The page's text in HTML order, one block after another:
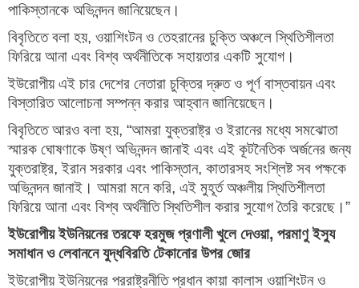
পাকিস্তানকে অভিনন্দন জানিয়েছেন।
বিবৃতিতে বলা হয়, ওয়াশিংটন ও তেহরানের চুক্তি অঞ্চলে স্থিতিশীলতা
ফিরিয়ে আনা এবং বিশ্ব অর্থনীতিকে সহায়তার একটি সুযোগ।
ইউরোপীয় এই চার দেশের নেতারা চুক্তির দ্রুত ও পূর্ণ বাস্তবায়ন এবং
বিস্তারিত আলোচনা সম্পন্ন করার আহ্বান জানিয়েছেন।
বিবৃতিতে আরও বলা হয়, “আমরা যুক্তরাষ্ট্র ও ইরানের মধ্যে সমঝোতা
স্মারক ঘোষণাকে উষ্ণ অভিনন্দন জানাই এবং এই কূটনৈতিক অর্জনের জন্য
যুক্তরাষ্ট্র, ইরান সরকার এবং পাকিস্তান, কাতারসহ সংশ্লিষ্ট সব পক্ষকে
অভিনন্দন জানাই। আমরা মনে করি, এই মুহূর্ত অঞ্চলীয় স্থিতিশীলতা
ফিরিয়ে আনা এবং বিশ্ব অর্থনীতি স্থিতিশীল করার সুযোগ তৈরি করেছে।”
ইউরোপীয় ইউনিয়নের তরফে হরমুজ প্রণালী খুলে দেওয়া, পরমাণু ইস্যু
সমাধান ও লেবাননে যুদ্ধবিরতি টেকানোর উপর জোর
ইউরোপীয় ইউনিয়নের পররাষ্ট্রনীতি প্রধান কায়া কালাস ওয়াশিংটন ও